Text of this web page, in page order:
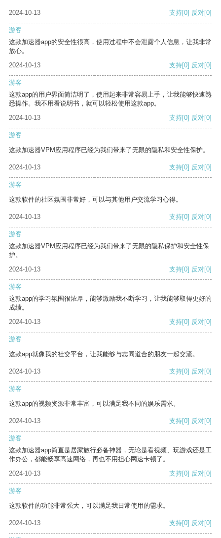
2024-10-13 支持[0] 反对[0]
游客
这款加速器app的安全性很高，使用过程中不会泄露个人信息，让我非常
放心。
2024-10-13
支持[0] 反对[0]
游客
这款app的用户界面简洁明了，使用起来非常容易上手，让我能够快速熟
悉操作。我不用看说明书，就可以轻松使用这款app。
2024-10-13
支持[0] 反对[0]
游客
这款加速器VPM应用程序已经为我们带来了无限的隐私和安全性保护。
2024-10-13 支持[0] 反对[0]
游客
这款软件的社区氛围非常好，可以与其他用户交流学习心得。
2024-10-13 支持[0] 反对[0]
游客
这款加速器VPM应用程序已经为我们带来了无限的隐私保护和安全性保
护。
2024-10-13
支持[0] 反对[0]
游客
这款app的学习氛围很浓厚，能够激励我不断学习，让我能够取得更好的
成绩。
2024-10-13
支持[0] 反对[0]
游客
这款app就像我的社交平台，让我能够与志同道合的朋友一起交流。
2024-10-13 支持[0] 反对[0]
游客
这款app的视频资源非常丰富，可以满足我不同的娱乐需求。
2024-10-13 支持[0] 反对[0]
游客
这款加速器app简直是居家旅行必备神器，无论是看视频、玩游戏还是工
作办公，都能畅享高速网络，再也不用担心网速卡顿了。
2024-10-13
支持[0] 反对[0]
游客
这款软件的功能非常强大，可以满足我日常使用的需求。
2024-10-13 支持[0] 反对[0]